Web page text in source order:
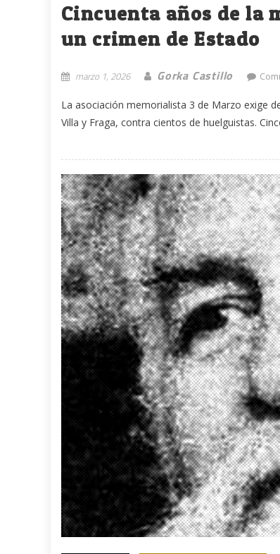
Cincuenta años de la
un crimen de Estado
marzo 1, 2026 Gorka Castillo
La asociación memorialista 3 de Marzo exige
Villa y Fraga, contra cientos de huelguistas.